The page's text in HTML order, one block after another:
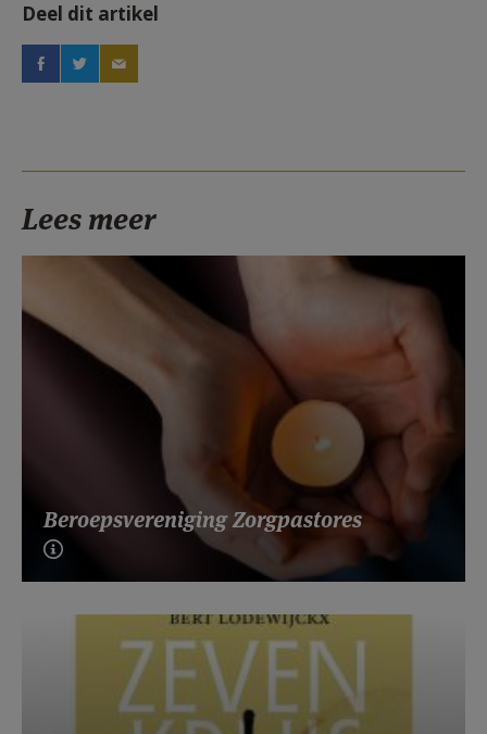
Deel dit artikel
Lees meer
Beroepsvereniging Zorgpastores